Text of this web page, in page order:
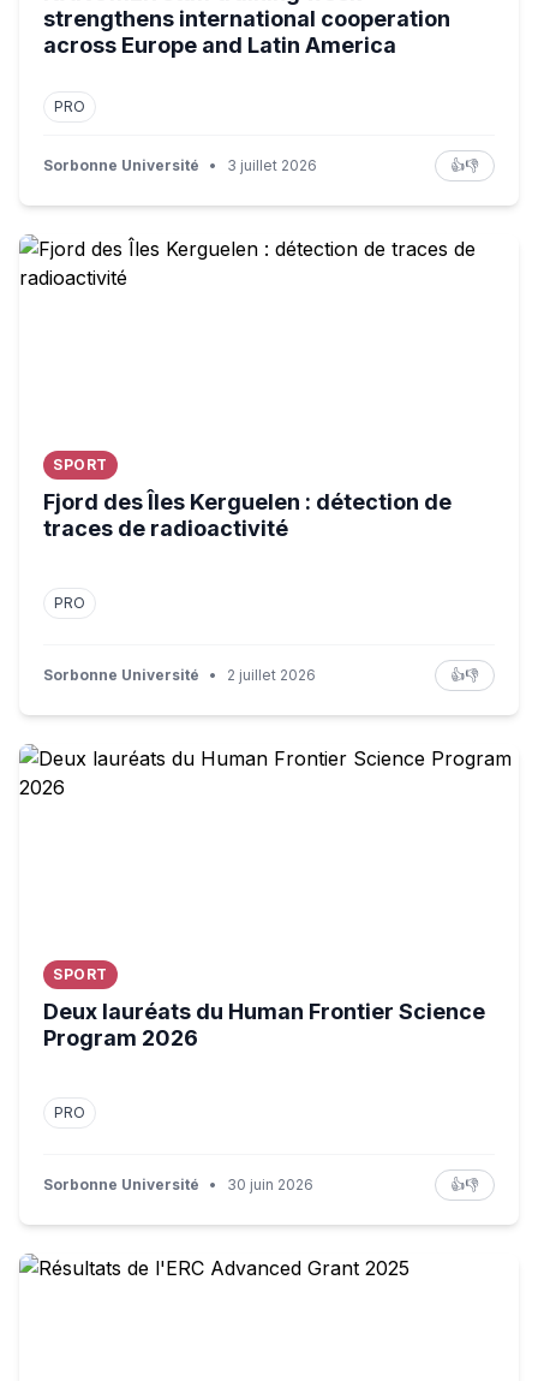
strengthens international cooperation
across Europe and Latin America
PRO
Sorbonne Université • 3 juillet 2026 👍👎
Fjord des Îles Kerguelen : détection de traces de
SPORT
Fjord des Îles Kerguelen : détection de
traces de radioactivité
PRO
Sorbonne Université • 2 juillet 2026 👍👎
Deux lauréats du Human Frontier Science Program
SPORT
Deux lauréats du Human Frontier Science
Program 2026
PRO
Sorbonne Université • 30 juin 2026 👍👎
Résultats de l'ERC Advanced Grant 2025